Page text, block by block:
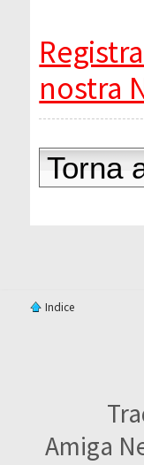
nostra
Torna
Indice
Amiga